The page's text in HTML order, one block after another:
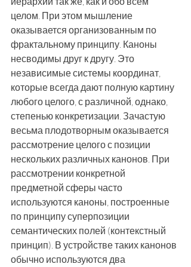
целом. При этом мышление
оказывается организованным по
фрактальному принципу. Каноны
несводимы друг к другу. Это
независимые системы координат,
которые всегда дают полную картину
любого целого, с различной, однако,
степенью конкретизации. Зачастую
весьма плодотворным оказывается
рассмотрение целого с позиции
нескольких различных канонов. При
рассмотрении конкретной
предметной сферы часто
используются каноны, построенные
по принципу суперпозиции
семантических полей (контекстный
принцип). В устройстве таких канонов
обычно используются два